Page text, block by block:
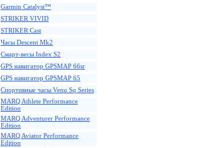
Garmin Catalyst™
STRIKER VIVID
STRIKER Cast
Часы Descent Mk2
Смарт-весы Index S2
GPS навигатор GPSMAP 66sr
GPS навигатор GPSMAP 65
Спортивные часы Venu Sq Series
MARQ Athlete Performance
Edition
MARQ Adventurer Performance
Edition
MARQ Aviator Performance
Edition